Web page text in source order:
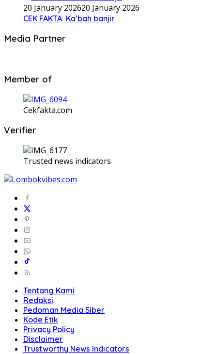
20 January 202620 January 2026
CEK FAKTA: Ka’bah banjir
Media Partner
Member of
Cekfakta.com
Verifier
Trusted news indicators
Tentang Kami
Redaksi
Pedoman Media Siber
Kode Etik
Privacy Policy
Disclaimer
Trustworthy News Indicators